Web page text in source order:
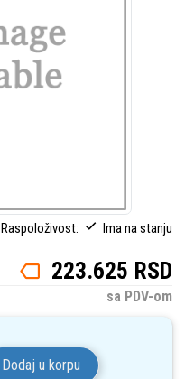
Raspoloživost: Ima na stanju
223.625 RSD
sa PDV-om
Dodaj u korpu